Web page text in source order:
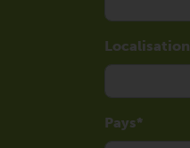
Localisation
Pays